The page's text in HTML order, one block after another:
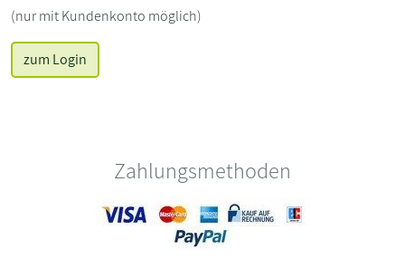
(nur mit Kundenkonto möglich)
zum Login
Zahlungsmethoden